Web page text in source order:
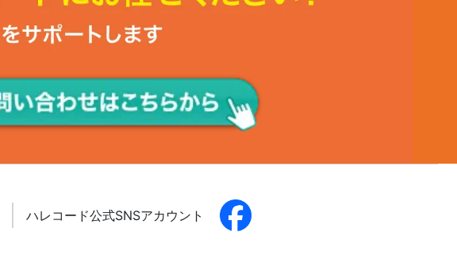
ハレコード公式SNSアカウント